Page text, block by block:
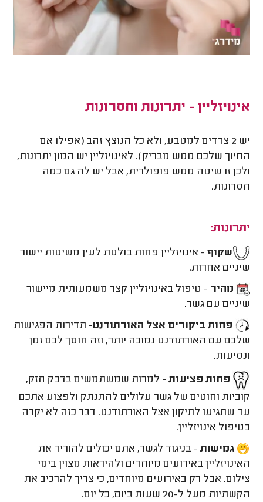
אינויזליין - יתרונות וחסרונות
יש 2 צדדים למטבע, ולא כל הנוצץ זהב (אפילו אם
החיוך שלכם ממש מבריק). לאינויזליין יש המון יתרונות,
ולכן זו שיטה ממש פופולרית, אבל יש לה גם כמה
חסרונות.
יתרונות:
שקוף - אינויזליין פחות בולטת לעין משיטות יישור
שיניים אחרות.
מהיר - טיפול באינויזליין קצר משמעותית מיישור
שיניים עם גשר.
פחות ביקורים אצל האורתודנט- תדירות הפגישות
שלכם עם האורתודנט נמוכה יותר, וזה חוסך לכם זמן
ונסיעות.
פחות פציעות - למרות שמשתמשים בדבק חזק,
קוביות וחוטים של גשר עלולים להתנתק ולפצוע אתכם
עד שתגיעו לתיקון אצל האורתודנט. דבר כזה לא יקרה
בטיפול אינויזליין.
גמישות - בניגוד לגשר, אתם יכולים להוריד את
האינויזליין באירועים מיוחדים ולהיראות מצוין בימי
צילום. אבל רק באירועים מיוחדים, כי צריך להרכיב את
הקשתיות מעל ל-20 שעות ביום, כל יום.